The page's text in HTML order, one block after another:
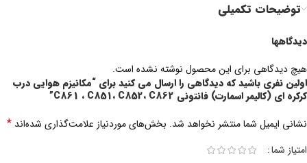
توضیحات تکمیلی
دیدگاهها
هیچ دیدگاهی برای این محصول نوشته نشده است.
اولین نفری باشید که دیدگاهی را ارسال می کنید برای “مکانیزم هوایی درب
کرکره ای (کالیمر اسمارت) فانتونی C861 ، C851، C852، C862”
نشانی ایمیل شما منتشر نخواهد شد. بخش‌های موردنیاز علامت‌گذاری شده‌اند *
امتیاز شما